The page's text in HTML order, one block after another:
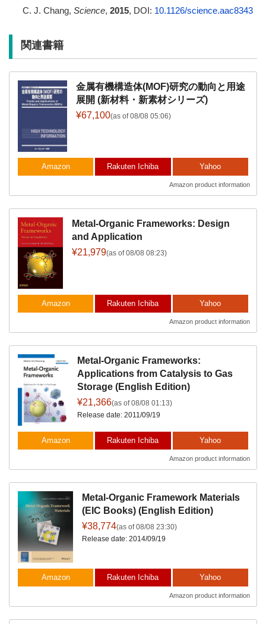
C. J. Chang, Science, 2015, DOI: 10.1126/science.aac8343
関連書籍
金属有機構造体(MOF)研究の動向と用途
展開 (新材料・新素材シリーズ)
¥67,100(as of 08/08 05:06)
Amazon Rakuten Ichiba Yahoo
Amazon product information
Metal-Organic Frameworks: Design
and Application
¥21,979(as of 08/08 08:23)
Amazon Rakuten Ichiba Yahoo
Amazon product information
Metal-Organic Frameworks:
Applications from Catalysis to Gas
Storage (English Edition)
¥21,366(as of 08/08 01:13)
Release date: 2011/09/19
Amazon Rakuten Ichiba Yahoo
Amazon product information
Metal-Organic Framework Materials
(EIC Books) (English Edition)
¥38,774(as of 08/08 23:30)
Release date: 2014/09/19
Amazon Rakuten Ichiba Yahoo
Amazon product information